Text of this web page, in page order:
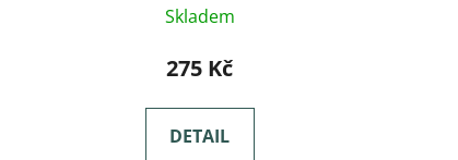
Skladem
275 Kč
DETAIL